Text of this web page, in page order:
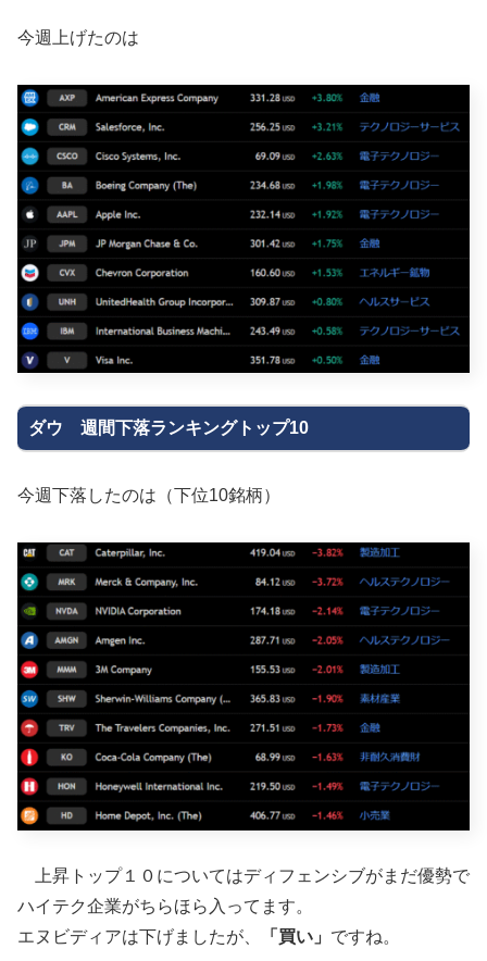
今週上げたのは
ダウ 週間下落ランキングトップ10
今週下落したのは（下位10銘柄）
上昇トップ１０についてはディフェンシブがまだ優勢で
ハイテク企業がちらほら入ってます。
エヌビディアは下げましたが、
「買い」 ですね。